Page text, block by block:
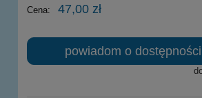
Cena: 47,00 zł
powiadom o dostępności